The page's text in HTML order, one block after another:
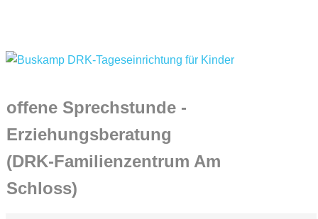
offene Sprechstunde -
Erziehungsberatung
(DRK-Familienzentrum Am
Schloss)